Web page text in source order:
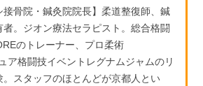
接骨院・鍼灸院院長】柔道整復師、鍼
。ジオン療法セラピスト。総合格闘
のトレーナー、プロ柔術
ア格闘技イベントレグナムジャムのリ
。スタッフのほとんどが京都人とい